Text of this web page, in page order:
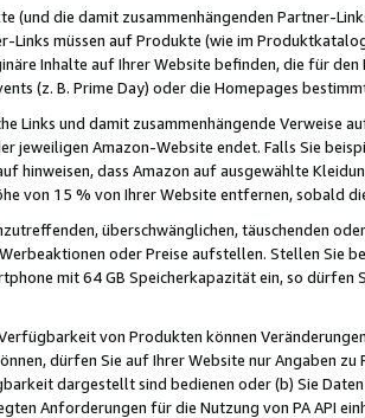
(und die damit zusammenhängenden Partner-
Links müssen auf Produkte (wie im
Inhalte auf Ihrer Website befinden, die für
(z. B. Prime Day) oder die Homepages
Links und damit zusammenhängende
jeweiligen Amazon-Website endet. Falls Sie
hinweisen, dass Amazon auf ausgewählte
von 15 % von Ihrer Website entfernen, sobald
überschwänglichen, täuschenden
oder Preise aufstellen. Stellen Sie
mit 64 GB Speicherkapazität ein, so dürfen
von Produkten können
dürfen Sie auf Ihrer Website nur Angaben
dargestellt sind bedienen oder (b) Sie
Anforderungen für die Nutzung von PA API